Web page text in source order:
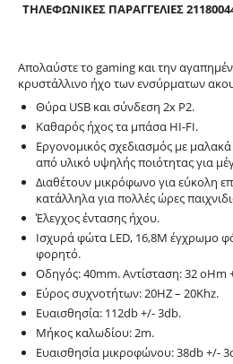
ΤΗΛΕΦΩΝΙΚΕΣ ΠΑΡΑΓΓΕΛΙΕΣ
Απολαύστε το gaming και την
κρυστάλλινο ήχο των ενσύρματων
Θύρα USB και σύνδεση 2x P2.
Καθαρός ήχος τα μπάσα HI-FI.
Εργονομικός σχεδιασμός με
από υλικό υψηλής ποιότητας για
Διαθέτουν μικρόφωνο για εύκολη
κατάλληλα για πολλές ώρες
Έλεγχος έντασης ήχου.
Ισχυρά φώτα LED, 16,8M έγχρωμο
φορητό.
Οδηγός: 40mm. Αντίσταση: 32 oHm
Εύρος συχνοτήτων: 20HZ – 20Khz.
Ευαισθησία: 112db +/- 3db.
Μήκος καλωδίου: 2m.
Ευαισθησία μικροφώνου: 38db +/-